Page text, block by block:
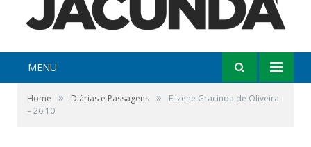
MENU
Home » Diárias e Passagens »
Elizene Gracinda de Oliveira
– 26.10